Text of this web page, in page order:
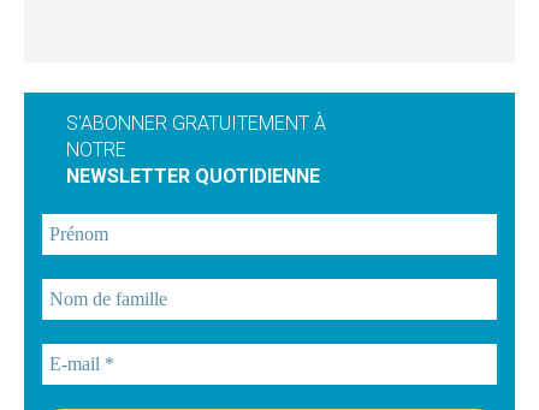
S'ABONNER GRATUITEMENT À
NOTRE
NEWSLETTER QUOTIDIENNE